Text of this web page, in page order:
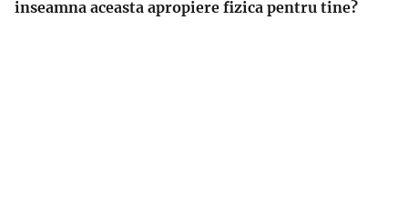
inseamna aceasta apropiere fizica pentru tine?